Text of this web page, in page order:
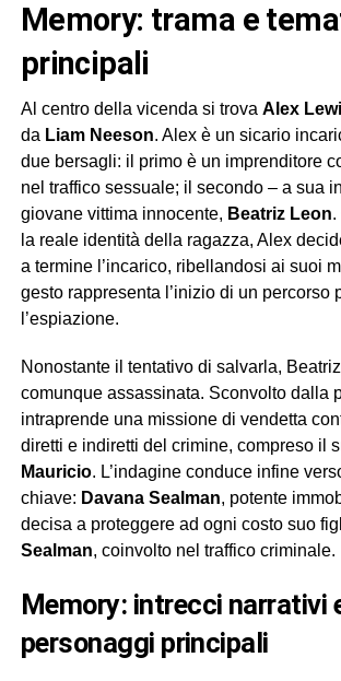
memory: trama e tematiche
principali
Al centro della vicenda si trova Alex
da Liam Neeson. Alex è un sicario
due bersagli: il primo è un imprenditore
nel traffico sessuale; il secondo – a sua
giovane vittima innocente, Beatriz Leon.
la reale identità della ragazza, Alex
a termine l’incarico, ribellandosi ai suoi
gesto rappresenta l’inizio di un percorso
l’espiazione.
Nonostante il tentativo di salvarla,
comunque assassinata. Sconvolto dalla
intraprende una missione di vendetta
diretti e indiretti del crimine, compreso il
Mauricio. L’indagine conduce infine
chiave: Davana Sealman, potente
decisa a proteggere ad ogni costo suo
Sealman, coinvolto nel traffico criminale.
memory: intrecci narrativi e
personaggi principali